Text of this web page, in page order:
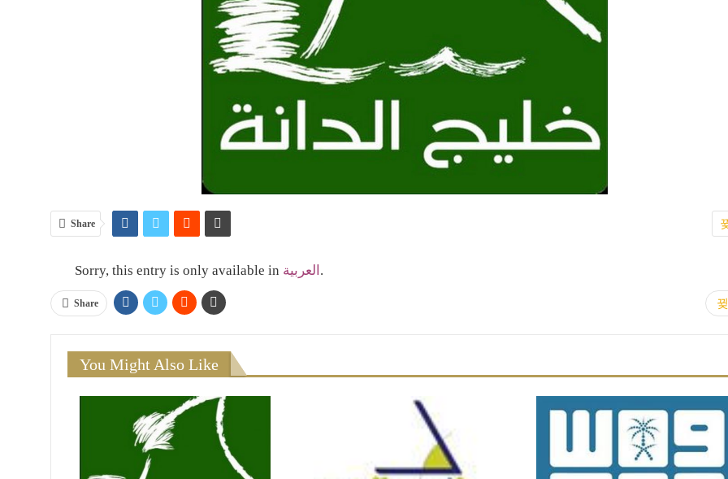
Share
Sorry, this entry is only available in العربية .
Share
You Might Also Like